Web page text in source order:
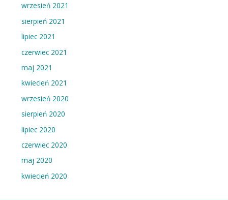
w
p
i
s
wrzesień 2021
sierpień 2021
lipiec 2021
czerwiec 2021
maj 2021
kwiecień 2021
wrzesień 2020
sierpień 2020
lipiec 2020
czerwiec 2020
maj 2020
kwiecień 2020